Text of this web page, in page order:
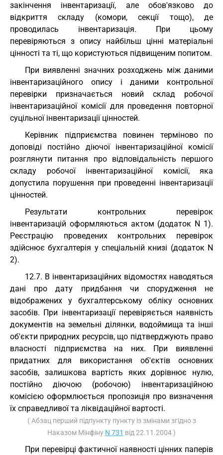
закінчення інвентаризації, але обов'язково до
відкриття складу (комори, секції тощо), де
проводилась інвентаризація. При цьому
перевіряються з опису найбільш цінні матеріальні
цінності та ті, що користуються підвищеним попитом.
При виявленні значних розходжень між даними
інвентаризаційного опису і даними контрольної
перевірки призначається новий склад робочої
інвентаризаційної комісії для проведення повторної
суцільної інвентаризації цінностей.
Керівник підприємства повинен терміново по
доповіді постійно діючої інвентаризаційної комісії
розглянути питання про відповідальність першого
складу робочої інвентаризаційної комісії, яка
допустила порушення при проведенні інвентаризації
цінностей.
Результати контрольних перевірок
інвентаризацій оформляються актом (додаток N 1).
Реєстрацію проведених контрольних перевірок
здійснює бухгалтерія у спеціальній книзі (додаток N
2).
12.7. В інвентаризаційних відомостях наводяться
дані про дату придбання чи спорудження не
відображених у бухгалтерському обліку основних
засобів. При інвентаризації перевіряється наявність
документів на земельні ділянки, водоймища та інші
об'єкти природних ресурсів, що підтверджують право
власності підприємства на них. При виявленні
придатних для використання об'єктів основних
засобів, залишкова вартість яких дорівнює нулю,
постійно діючою (робочою) інвентаризаційною
комісією оформлюється пропозиція про визначення
їх справедливої та ліквідаційної вартості.
( Абзац перший підпункту пункту із змінами згідно з
Наказом Мінфіну N 731 від 22.11.2004 )
При перевірці фактичної наявності цінних паперів